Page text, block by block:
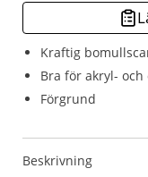
Kraftig
Bra för akryl-
Förgrund
Beskrivning